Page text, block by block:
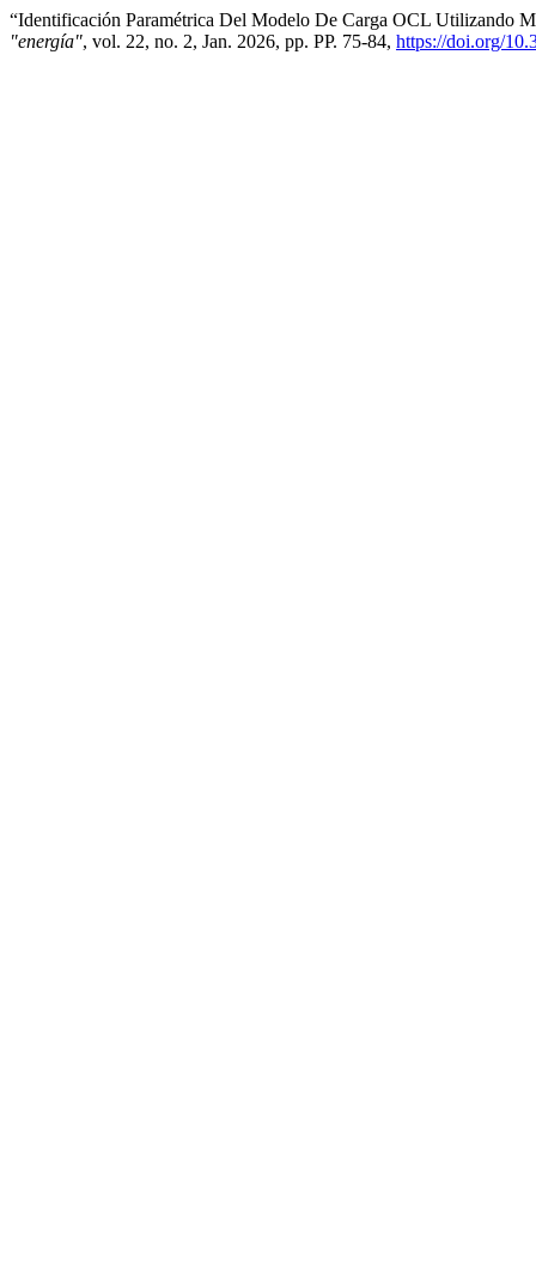
“Identificación Paramétrica Del Modelo De Carga OCL Utilizando
"energía", vol. 22, no. 2, Jan. 2026, pp. PP. 75-84, https://doi.org/